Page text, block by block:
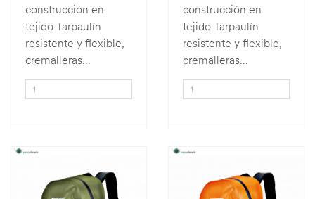
construcción en
tejido Tarpaulín
resistente y flexible,
cremalleras...
construcción en
tejido Tarpaulín
resistente y flexible,
cremalleras...